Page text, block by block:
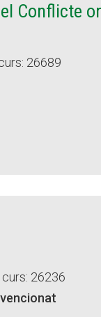
Conflicte
26689
26236